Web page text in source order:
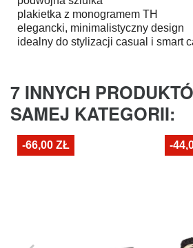
plakietka z monogramem TH
elegancki, minimalistyczny design
idealny do stylizacji casual i smart
7 INNYCH
SAMEJ KATEGORII:
-66,00 ZŁ -